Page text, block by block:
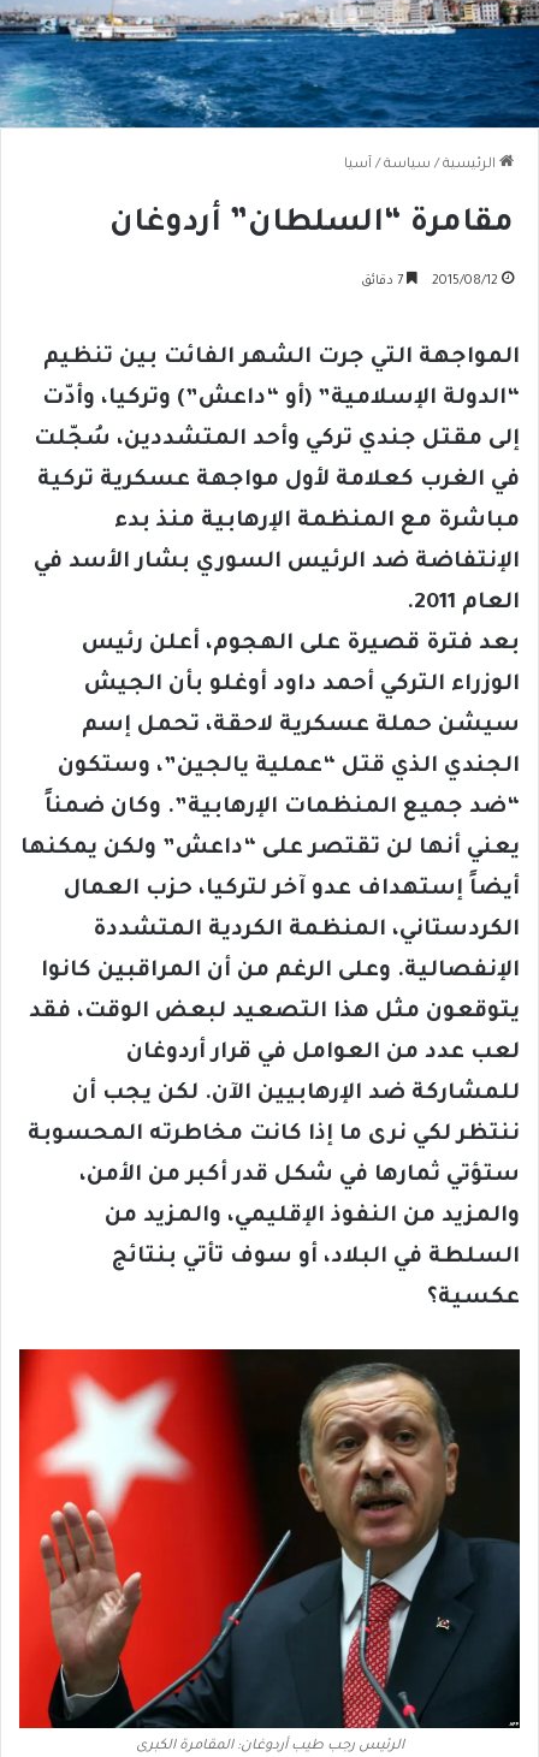
الرئيسية / سياسة / آسيا
مقامرة “السلطان” أردوغان
2015/08/12
المواجهة التي جرت الشهر الفائت بين تنظيم
“الدولة الإسلامية” (أو “داعش”) وتركيا، وأدّت
إلى مقتل جندي تركي وأحد المتشددين، سُجّلت
في الغرب كعلامة لأول مواجهة عسكرية تركية
مباشرة مع المنظمة الإرهابية منذ بدء
الإنتفاضة ضد الرئيس السوري بشار الأسد في
العام 2011.
بعد فترة قصيرة على الهجوم، أعلن رئيس
الوزراء التركي أحمد داود أوغلو بأن الجيش
سيشن حملة عسكرية لاحقة، تحمل إسم
الجندي الذي قتل “عملية يالجين”، وستكون
“ضد جميع المنظمات الإرهابية”. وكان ضمناً
يعني أنها لن تقتصر على “داعش” ولكن يمكنها
أيضاً إستهداف عدو آخر لتركيا، حزب العمال
الكردستاني، المنظمة الكردية المتشددة
الإنفصالية. وعلى الرغم من أن المراقبين كانوا
يتوقعون مثل هذا التصعيد لبعض الوقت، فقد
لعب عدد من العوامل في قرار أردوغان
للمشاركة ضد الإرهابيين الآن. لكن يجب أن
ننتظر لكي نرى ما إذا كانت مخاطرته المحسوبة
ستؤتي ثمارها في شكل قدر أكبر من الأمن،
والمزيد من النفوذ الإقليمي، والمزيد من
السلطة في البلاد، أو سوف تأتي بنتائج
عكسية؟
الرئيس رجب طيب أردوغان: المقامرة الكبرى